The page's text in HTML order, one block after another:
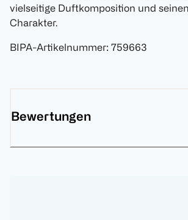
vielseitige Duftkomposition und
Charakter.
BIPA-Artikelnummer: 759663
Bewertungen